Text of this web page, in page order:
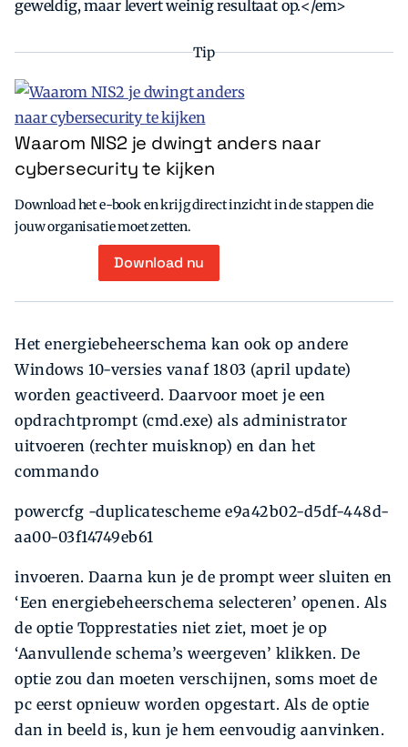
geweldig, maar levert weinig resultaat op.</em>
Tip
Waarom NIS2 je dwingt anders naar
cybersecurity te kijken
Download het e-book en krijg direct inzicht in de stappen die
jouw organisatie moet zetten.
Download nu
Het energiebeheerschema kan ook op andere
Windows 10-versies vanaf 1803 (april update)
worden geactiveerd. Daarvoor moet je een
opdrachtprompt (cmd.exe) als administrator
uitvoeren (rechter muisknop) en dan het
commando
powercfg -duplicatescheme e9a42b02-d5df-448d-
aa00-03f14749eb61
invoeren. Daarna kun je de prompt weer sluiten en
‘Een energiebeheerschema selecteren’ openen. Als
de optie Topprestaties niet ziet, moet je op
‘Aanvullende schema’s weergeven’ klikken. De
optie zou dan moeten verschijnen, soms moet de
pc eerst opnieuw worden opgestart. Als de optie
dan in beeld is, kun je hem eenvoudig aanvinken.